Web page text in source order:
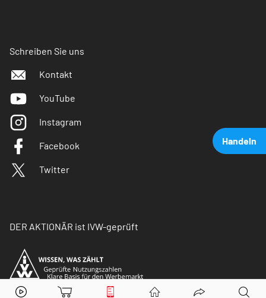
Handeln
Microsoft Aktie jetzt handeln?
Schreiben Sie uns
Kontakt
YouTube
Instagram
Facebook
Twitter
DER AKTIONÄR ist IVW-geprüft